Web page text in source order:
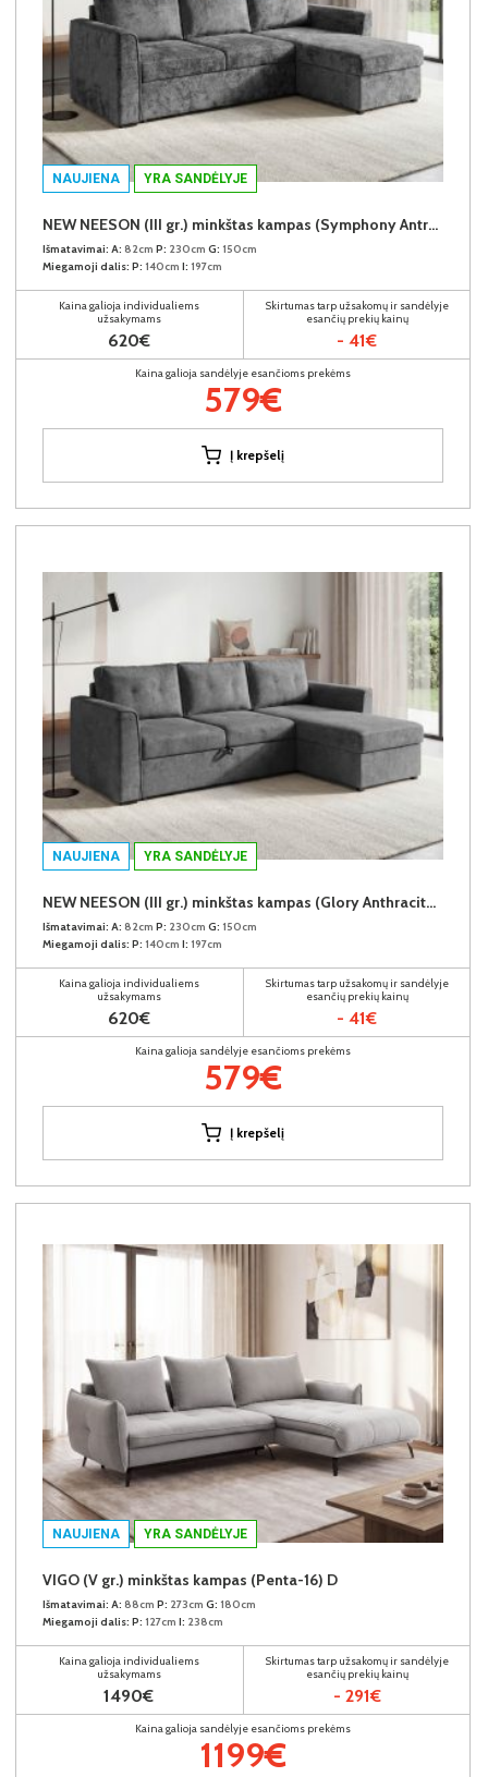
NAUJIENA YRA SANDĖLYJE
NEW NEESON (III gr.) minkštas kampas (Symphony Antracite-20)
Išmatavimai: A: 82cm P: 230cm G: 150cm
Miegamoji dalis: P: 140cm I: 197cm
Kaina galioja individualiems
užsakymams
620€
Skirtumas tarp užsakomų ir sandėlyje
esančių prekių kainų
- 41€
Kaina galioja sandėlyje esančioms prekėms
579€
Į krepšelį
NAUJIENA YRA SANDĖLYJE
NEW NEESON (III gr.) minkštas kampas (Glory Anthracite-18)
Išmatavimai: A: 82cm P: 230cm G: 150cm
Miegamoji dalis: P: 140cm I: 197cm
Kaina galioja individualiems
užsakymams
620€
Skirtumas tarp užsakomų ir sandėlyje
esančių prekių kainų
- 41€
Kaina galioja sandėlyje esančioms prekėms
579€
Į krepšelį
NAUJIENA YRA SANDĖLYJE
VIGO (V gr.) minkštas kampas (Penta-16) D
Išmatavimai: A: 88cm P: 273cm G: 180cm
Miegamoji dalis: P: 127cm I: 238cm
Kaina galioja individualiems
užsakymams
1490€
Skirtumas tarp užsakomų ir sandėlyje
esančių prekių kainų
- 291€
Kaina galioja sandėlyje esančioms prekėms
1199€